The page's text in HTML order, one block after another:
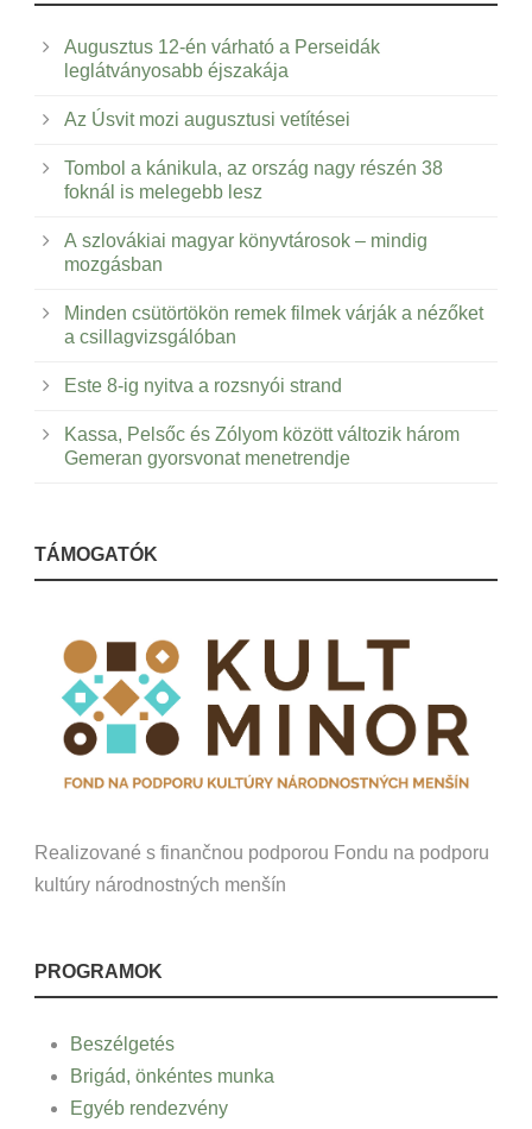
Augusztus 12-én várható a Perseidák
leglátványosabb éjszakája
Az Úsvit mozi augusztusi vetítései
Tombol a kánikula, az ország nagy részén 38
foknál is melegebb lesz
A szlovákiai magyar könyvtárosok – mindig
mozgásban
Minden csütörtökön remek filmek várják a nézőket
a csillagvizsgálóban
Este 8-ig nyitva a rozsnyói strand
Kassa, Pelsőc és Zólyom között változik három
Gemeran gyorsvonat menetrendje
TÁMOGATÓK
Realizované s finančnou podporou Fondu na podporu
kultúry národnostných menšín
PROGRAMOK
Beszélgetés
Brigád, önkéntes munka
Egyéb rendezvény